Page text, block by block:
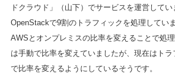
ドクラウド」（山下）でサービスを運営して
OpenStackで9割のトラフィックを処理してい
AWSとオンプレミスの比率を変えることで処
は手動で比率を変えていましたが、現在はト
で比率を変えるようにしているそうです。